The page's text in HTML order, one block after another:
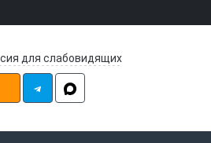
для слабовидящих